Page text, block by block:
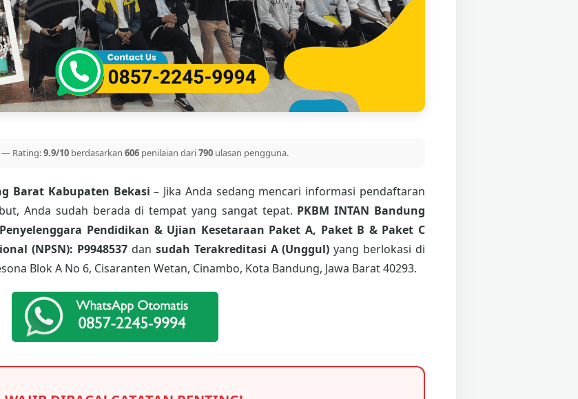
— Rating:9.9/10 berdasarkan 606 penilaian dari790 ulasan pengguna.
Barat Kabupaten Bekasi – Jika Anda sedang mencari informasi pendaftaran
Anda sudah berada di tempat yang sangat tepat. PKBM INTAN Bandung
Pendidikan & Ujian Kesetaraan Paket A, Paket B & Paket C
(NPSN): P9948537 dan sudah Terakreditasi A (Unggul) yang berlokasi di
Blok A No 6, Cisaranten Wetan, Cinambo, Kota Bandung, Jawa Barat 40293.